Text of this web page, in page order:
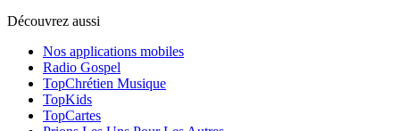
Découvrez aussi
Nos applications mobiles
Radio Gospel
TopChrétien Musique
TopKids
TopCartes